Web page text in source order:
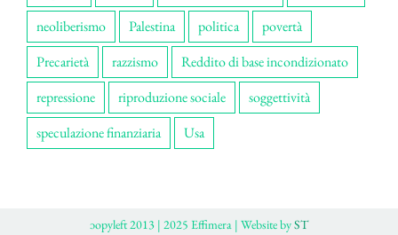
neoliberismo
Palestina politica
povertà
Precarietà
razzismo
Reddito di base incondizionato
repressione
riproduzione sociale
soggettività
speculazione finanziaria
Usa
ɔopyleft 2013 | 2025 Effimera | Website byST